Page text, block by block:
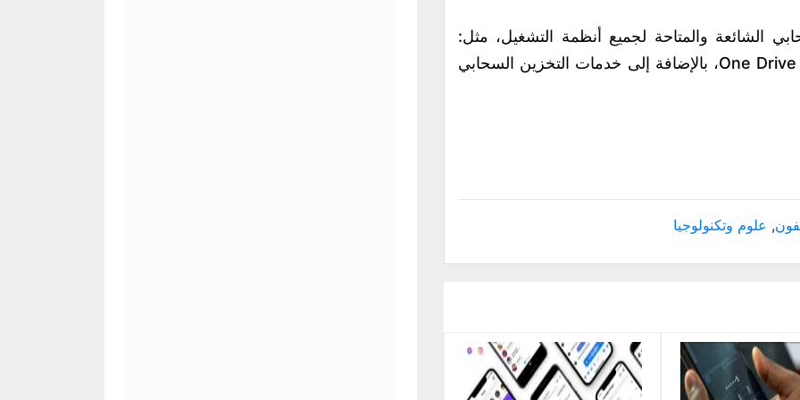
الشائعة والمتاحة لجميع أنظمة التشغيل، مثل:
جوجل درايف، ودروب بوكس، وآي كلاود و One Drive، بالإضافة إلى خدمات التخزين السحابي
, علوم وتكنولوجيا